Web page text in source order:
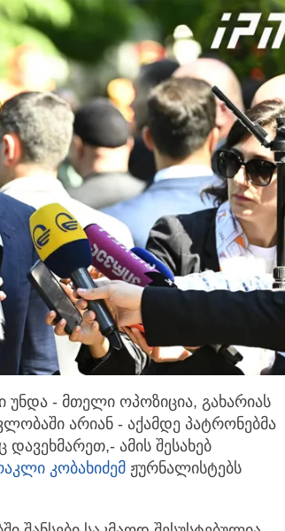
უნდა - მთელი ოპოზიცია, გახარიას
არიან - აქამდე პატრონებმა
დავეხმარეთ,- ამის შესახებ
კობახიძემ ჟურნალისტებს